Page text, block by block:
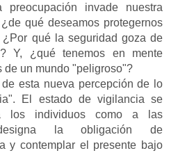
preocupación invade nuestra
qué deseamos protegernos
¿Por qué la seguridad goza de
Y, ¿qué tenemos en mente
de un mundo "peligroso"?
esta nueva percepción de lo
El estado de vigilancia se
los individuos como a las
designa la obligación de
y contemplar el presente bajo